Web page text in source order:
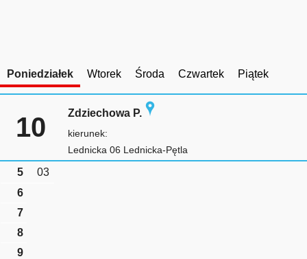
Poniedziałek Wtorek Środa Czwartek Piątek
10 Zdziechowa P.
kierunek:
Lednicka 06 Lednicka-Pętla
5
03
6
7
8
9